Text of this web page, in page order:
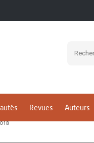
Revues Auteurs